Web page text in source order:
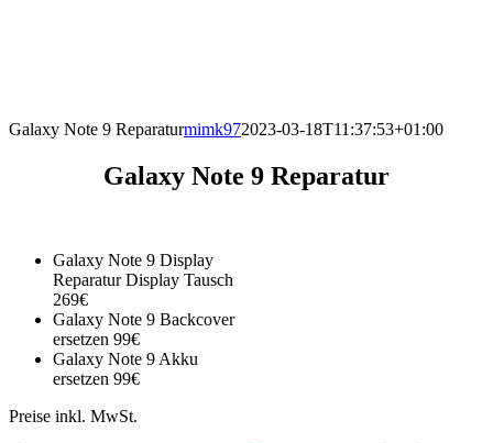
Galaxy Note 9 Reparaturmimk972023-03-18T11:37:53+01:00
Galaxy Note 9 Reparatur
Galaxy Note 9 Display
Reparatur Display Tausch
269€
Galaxy Note 9 Backcover
ersetzen 99€
Galaxy Note 9 Akku
ersetzen 99€
Preise inkl. MwSt.